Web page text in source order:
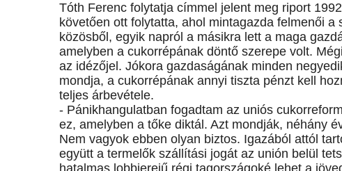
Tóth Ferenc folytatja címmel jelent meg riport
követően ott folytatta, ahol mintagazda felmenői
közösből, egyik napról a másikra lett a maga
amelyben a cukorrépának döntő szerepe volt.
az idézőjel. Jókora gazdaságának minden
mondja, a cukorrépának annyi tiszta pénzt kell
teljes árbevétele.
- Pánikhangulatban fogadtam az uniós
ez, amelyben a tőke diktál. Azt mondják, néhány
Nem vagyok ebben olyan biztos. Igazából attól
együtt a termelők szállítási jogát az unión belül